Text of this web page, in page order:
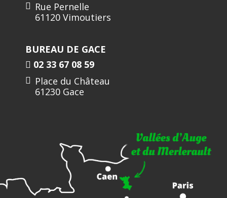
Rue Pernelle
61120 Vimoutiers
BUREAU DE GACE
02 33 67 08 59
Place du Château
61230 Gace